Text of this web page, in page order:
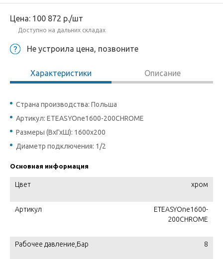
Цена: 100 872 р./шт
Доступно на дальних складах
Не устроила цена, позвоните
Характеристики Описание
Страна производства: Польша
Артикул: ETEASYOne1600-200CHROME
Размеры (ВхГхШ): 1600x200
Диаметр подключения: 1/2
Основная информация
Цвет хром
Артикул
ETEASYOne1600-
200CHROME
Рабочее давление,Бар 8